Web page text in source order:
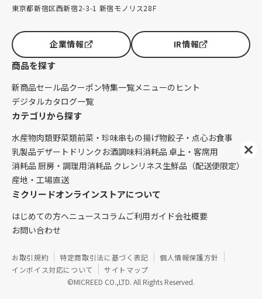
東京都新宿区西新宿2-3-1 新宿モノリス28F
企業情報 IR情報
商品を探す
新商品セール品クーポン特集一覧メニューのヒント
デジタルカタログ一覧
カテゴリから探す
水産物肉類野菜類前菜・珍味串もの揚げ物餃子・点心お食事
乳製品デザート ドリンク お酒調味料消耗品 卓上・客席用
消耗品 厨房・調理用消耗品 クレンリネス生鮮品（配送便限定）
産地・工場直送
ミクリードオンラインストアについて
はじめての方へニュースコラムご利用ガイド会社概要
お問い合わせ
©MICREED CO.,LTD. All Rights Reserved.
お取引規約 特定商取引法に基づく表記
個人情報保護方針
インボイス対応について
サイトマップ